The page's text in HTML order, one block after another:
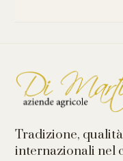
Tradizione,
internazionali nel